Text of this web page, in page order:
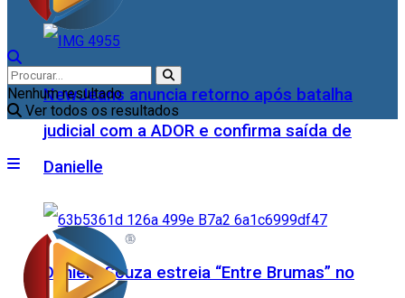
NewJeans anuncia retorno após batalha
judicial com a ADOR e confirma saída de
Danielle
Daniele Souza estreia “Entre Brumas” no
Nenhum resultado
Ver todos os resultados